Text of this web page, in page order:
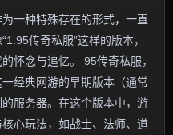
一种特殊存在的形式，一直
传奇私服”这样的版本，
怀念与追忆。 95传奇私服，
经典网游的早期版本（通常
服务器。在这个版本中，游
心玩法，如战士、法师、道